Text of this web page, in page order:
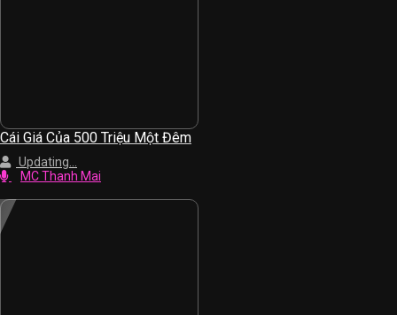
Cái Giá Của 500 Triệu Một Đêm
Updating...
MC Thanh Mai